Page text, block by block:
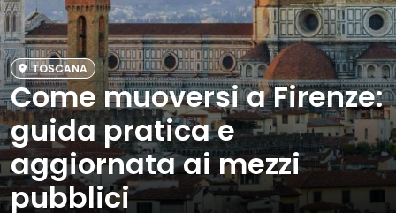
TOSCANA
Come muoversi a Firenze:
guida pratica e
aggiornata ai mezzi
pubblici